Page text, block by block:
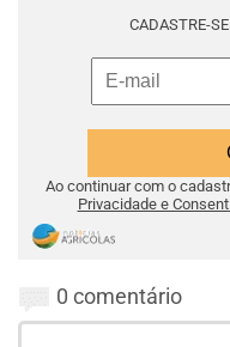
CADASTRE-
Ao continuar com o
Privacidade e
0 comentário